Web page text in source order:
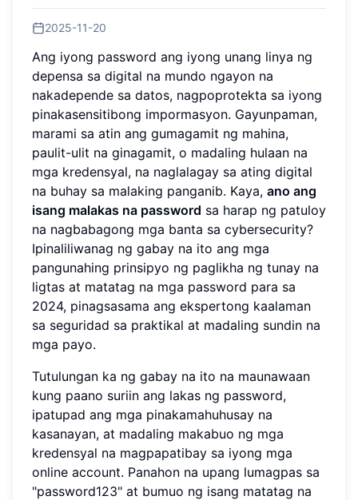
2025-11-20
Ang iyong password ang iyong unang linya ng
depensa sa digital na mundo ngayon na
nakadepende sa datos, nagpoprotekta sa iyong
pinakasensitibong impormasyon. Gayunpaman,
marami sa atin ang gumagamit ng mahina,
paulit-ulit na ginagamit, o madaling hulaan na
mga kredensyal, na naglalagay sa ating digital
na buhay sa malaking panganib. Kaya, ano ang
isang malakas na password sa harap ng patuloy
na nagbabagong mga banta sa cybersecurity?
Ipinaliliwanag ng gabay na ito ang mga
pangunahing prinsipyo ng paglikha ng tunay na
ligtas at matatag na mga password para sa
2024, pinagsasama ang ekspertong kaalaman
sa seguridad sa praktikal at madaling sundin na
mga payo.
Tutulungan ka ng gabay na ito na maunawaan
kung paano suriin ang lakas ng password,
ipatupad ang mga pinakamahuhusay na
kasanayan, at madaling makabuo ng mga
kredensyal na magpapatibay sa iyong mga
online account. Panahon na upang lumagpas sa
"password123" at bumuo ng isang matatag na